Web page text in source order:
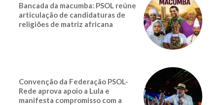
Bancada da macumba: PSOL reúne
articulação de candidaturas de
religiões de matriz africana
Convenção da Federação PSOL-
Rede aprova apoio a Lula e
manifesta compromisso com a